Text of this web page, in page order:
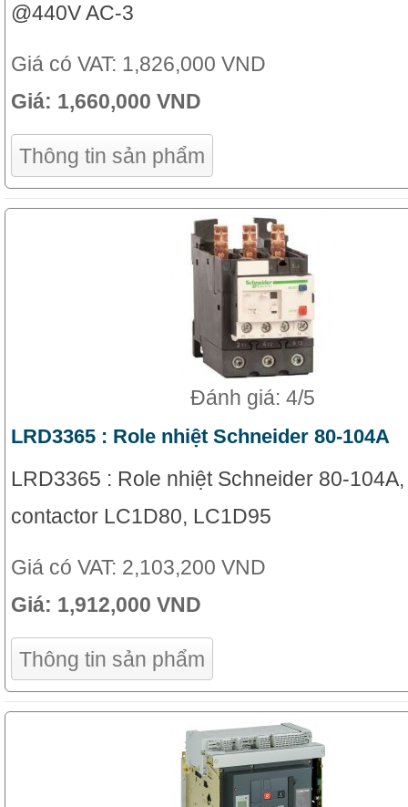
@440V AC-3
Giá có VAT: 1,826,000 VND
Giá: 1,660,000 VND
Thông tin sản phẩm
Đánh giá: 4/5
LRD3365 : Role nhiệt Schneider 80-104A
LRD3365 : Role nhiệt Schneider 80-
contactor LC1D80, LC1D95
Giá có VAT: 2,103,200 VND
Giá: 1,912,000 VND
Thông tin sản phẩm